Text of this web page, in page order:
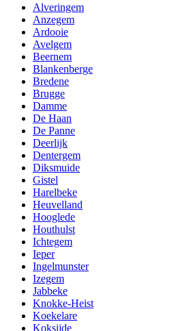
Alveringem
Anzegem
Ardooie
Avelgem
Beernem
Blankenberge
Bredene
Brugge
Damme
De Haan
De Panne
Deerlijk
Dentergem
Diksmuide
Gistel
Harelbeke
Heuvelland
Hooglede
Houthulst
Ichtegem
Ieper
Ingelmunster
Izegem
Jabbeke
Knokke-Heist
Koekelare
Koksijde